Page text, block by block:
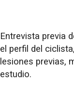
Entrevista previa
el perfil del
lesiones previas,
estudio.